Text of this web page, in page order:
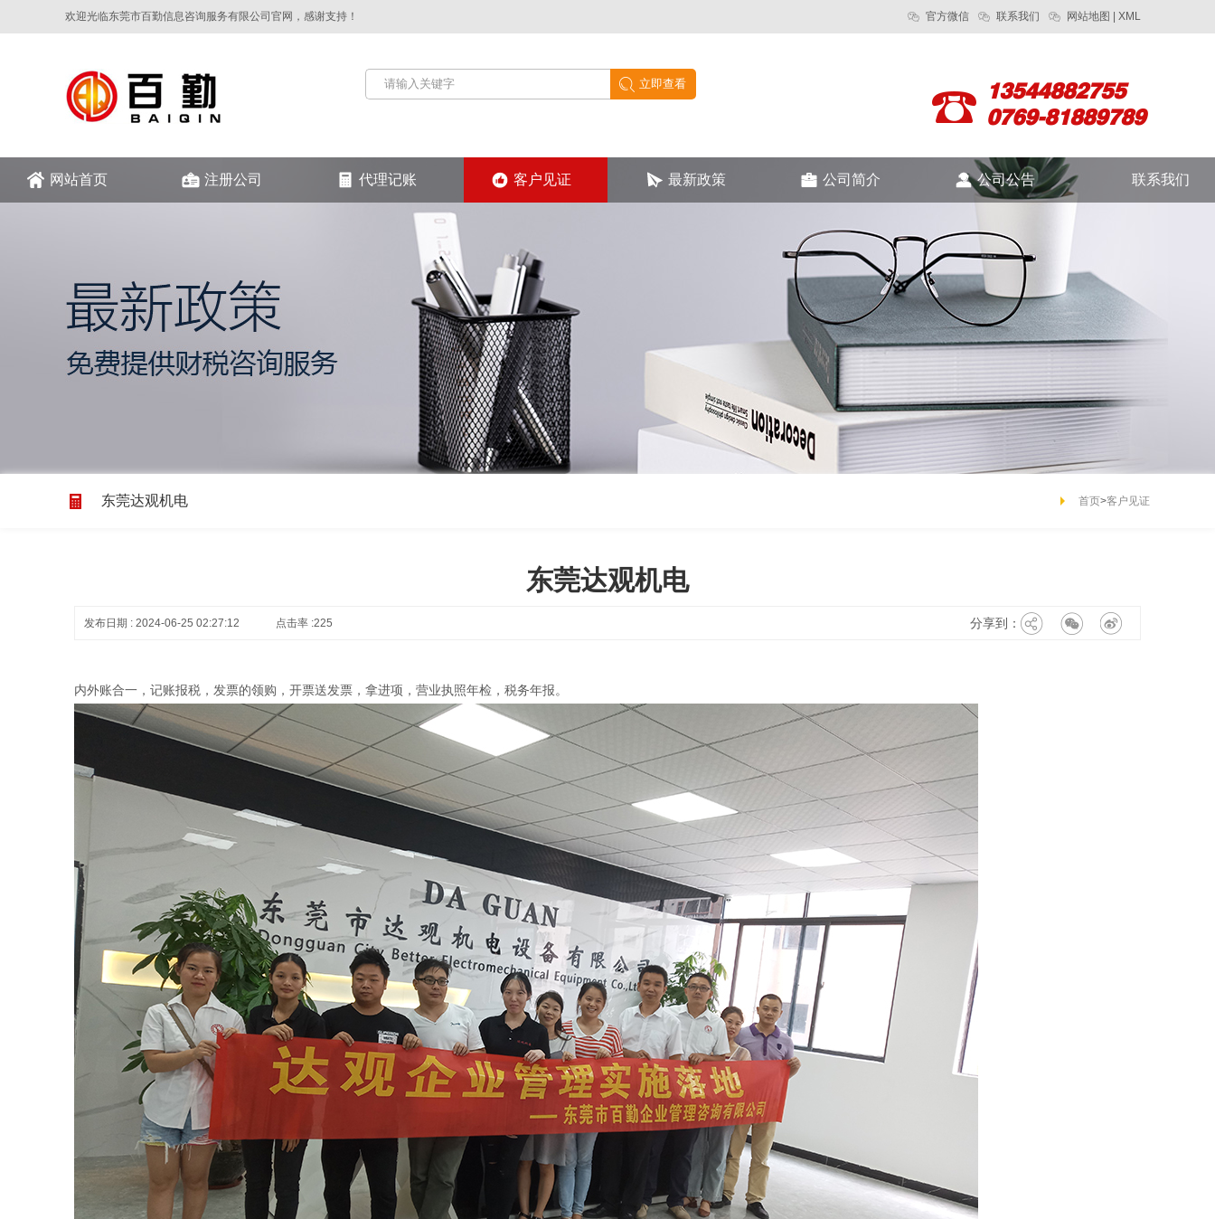
欢迎光临东莞市百勤信息咨询服务有限公司官网，感谢支持！ 官方微信 联系我们 网站地图 XML
13544882755
0769-81889789
网站首页 注册公司 代理记账 客户见证 最新政策 公司简介 公司公告 联系我们
东莞达观机电 首页>客户见证
东莞达观机电
发布日期 : 2024-06-25 02:27:12 点击率 :225 分享到：
内外账合一，记账报税，发票的领购，开票送发票，拿进项，营业执照年检，税务年报。